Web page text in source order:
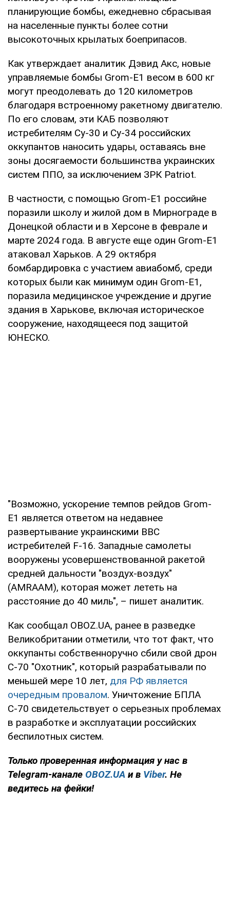
планирующие бомбы, ежедневно сбрасывая
на населенные пункты более сотни
высокоточных крылатых боеприпасов.
Как утверждает аналитик Дэвид Акс, новые
управляемые бомбы Grom-E1 весом в 600 кг
могут преодолевать до 120 километров
благодаря встроенному ракетному двигателю.
По его словам, эти КАБ позволяют
истребителям Су-30 и Су-34 российских
оккупантов наносить удары, оставаясь вне
зоны досягаемости большинства украинских
систем ППО, за исключением ЗРК Patriot.
В частности, с помощью Grom-E1 российне
поразили школу и жилой дом в Мирнограде в
Донецкой области и в Херсоне в феврале и
марте 2024 года. В августе еще один Grom-E1
атаковал Харьков. А 29 октября
бомбардировка с участием авиабомб, среди
которых были как минимум один Grom-E1,
поразила медицинское учреждение и другие
здания в Харькове, включая историческое
сооружение, находящееся под защитой
ЮНЕСКО.
"Возможно, ускорение темпов рейдов Grom-
E1 является ответом на недавнее
развертывание украинскими ВВС
истребителей F-16. Западные самолеты
вооружены усовершенствованной ракетой
средней дальности "воздух-воздух"
(AMRAAM), которая может лететь на
расстояние до 40 миль", – пишет аналитик.
Как сообщал OBOZ.UA, ранее в разведке
Великобритании отметили, что тот факт, что
оккупанты собственноручно сбили свой дрон
С-70 "Охотник", который разрабатывали по
меньшей мере 10 лет, для РФ является
очередным провалом. Уничтожение БПЛА
С-70 свидетельствует о серьезных проблемах
в разработке и эксплуатации российских
беспилотных систем.
Только проверенная информация у нас в
Telegram-канале OBOZ.UA и в Viber. Не
ведитесь на фейки!